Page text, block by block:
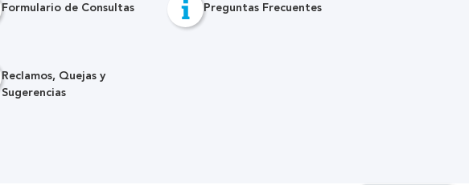
Formulario de Consultas Preguntas Frecuentes
Reclamos, Quejas y
Sugerencias